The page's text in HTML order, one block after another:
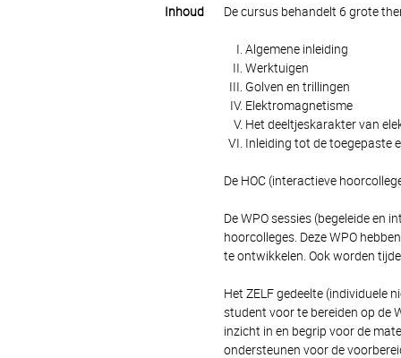
Inhoud De cursus behandelt 6 grote
Algemene inleiding
Werktuigen
Golven en trillingen
Elektromagnetisme
Het deeltjeskarakter van
Inleiding tot de toegepaste
De HOC (interactieve
De WPO sessies (begeleide en
hoorcolleges. Deze WPO
te ontwikkelen. Ook worden
Het ZELF gedeelte (individuele
student voor te bereiden op de
inzicht in en begrip voor de
ondersteunen voor de